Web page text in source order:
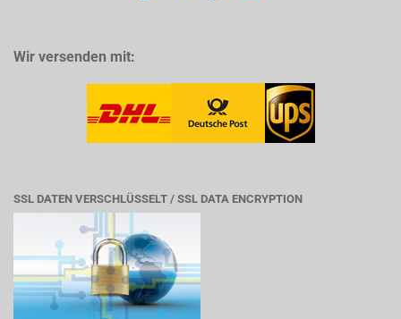
Wir versenden mit:
SSL DATEN VERSCHLÜSSELT / SSL DATA ENCRYPTION